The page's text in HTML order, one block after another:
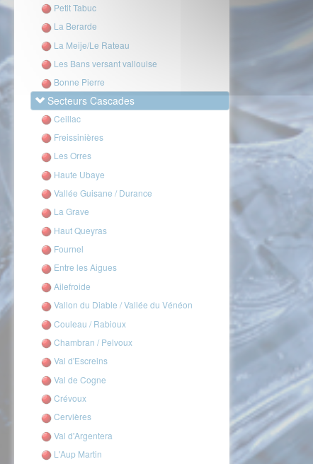
Petit Tabuc
La Berarde
La Meije/Le Rateau
Les Bans versant vallouise
Bonne Pierre
Secteurs Cascades
Ceillac
Freissinières
Les Orres
Haute Ubaye
Vallée Guisane / Durance
La Grave
Haut Queyras
Fournel
Entre les Aigues
Ailefroide
Vallon du Diable / Vallée du Vénéon
Couleau / Rabioux
Chambran / Pelvoux
Val d'Escreins
Val de Cogne
Crévoux
Cervières
Val d'Argentera
L'Aup Martin